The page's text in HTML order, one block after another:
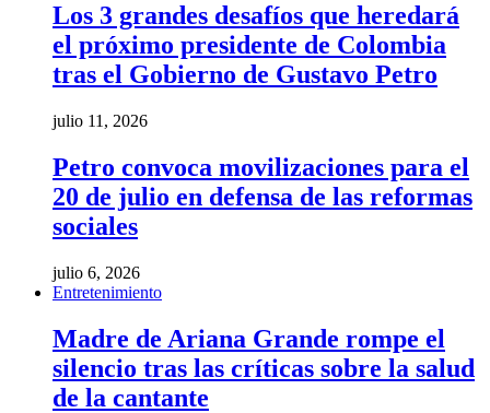
Los 3 grandes desafíos que heredará
el próximo presidente de Colombia
tras el Gobierno de Gustavo Petro
julio 11, 2026
Petro convoca movilizaciones para el
20 de julio en defensa de las reformas
sociales
julio 6, 2026
Entretenimiento
Madre de Ariana Grande rompe el
silencio tras las críticas sobre la salud
de la cantante